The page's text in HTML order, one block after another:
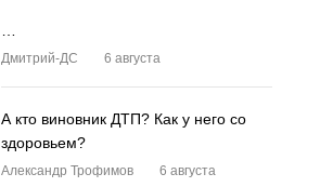
Дмитрий-ДС 6 августа
А кто виновник ДТП? Как у него со
здоровьем?
Александр Трофимов 6 августа